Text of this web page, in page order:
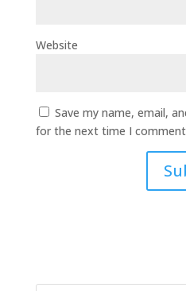
Website
Save my name, email,
for the next time I